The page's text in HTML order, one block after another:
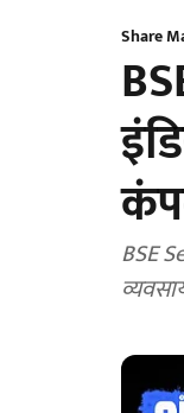
Share
BSE